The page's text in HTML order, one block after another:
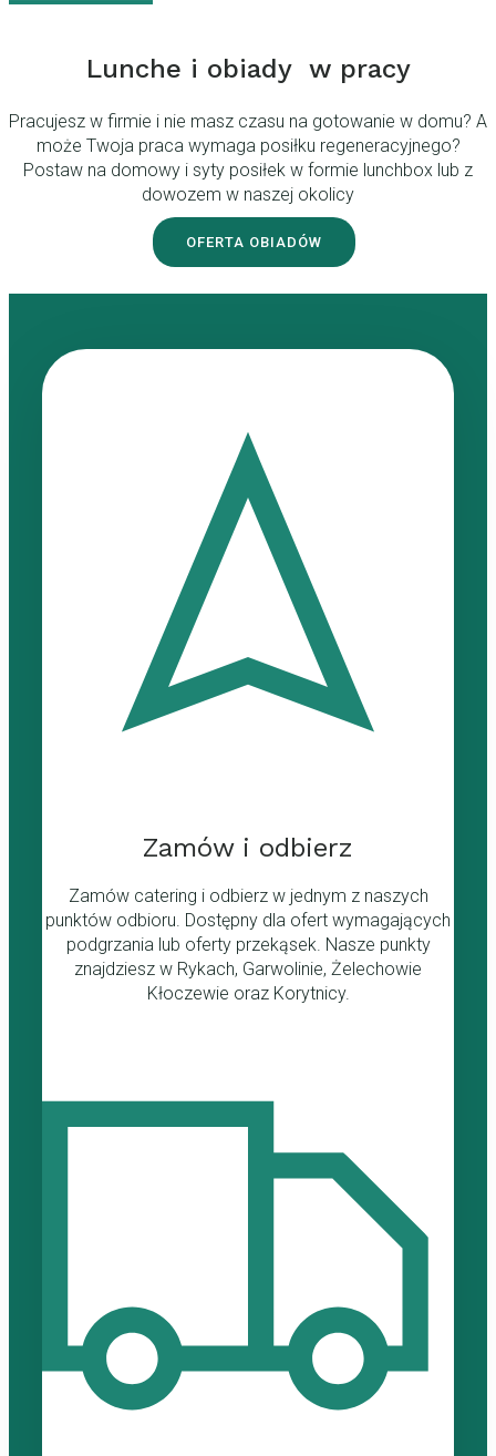
Lunche i obiady w pracy
Pracujesz w firmie i nie masz czasu na gotowanie w domu? A
może Twoja praca wymaga posiłku regeneracyjnego?
Postaw na domowy i syty posiłek w formie lunchbox lub z
dowozem w naszej okolicy
OFERTA OBIADÓW
Zamów i odbierz
Zamów catering i odbierz w jednym z naszych
punktów odbioru. Dostępny dla ofert wymagających
podgrzania lub oferty przekąsek. Nasze punkty
znajdziesz w Rykach, Garwolinie, Żelechowie
Kłoczewie oraz Korytnicy.